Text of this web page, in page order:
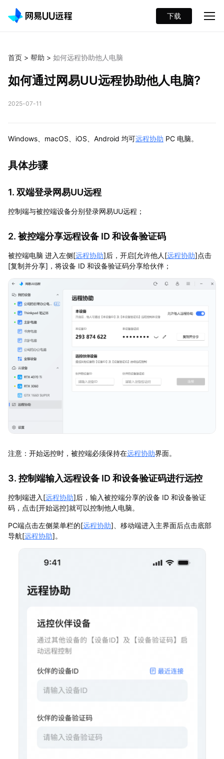
下载
首页 > 帮助 > 如何远程协助他人电脑
如何通过网易UU远程协助他人电脑?
2025-07-11
Windows、macOS、iOS、Android 均可远程协助 PC 电脑。
具体步骤
1. 双端登录网易UU远程
控制端与被控端设备分别登录网易UU远程；
2. 被控端分享远程设备 ID 和设备验证码
被控端电脑 进入左侧[远程协助]后，开启[允许他人[远程协助]点击
[复制并分享]，将设备 ID 和设备验证码分享给伙伴；
注意：开始远控时，被控端必须保持在远程协助界面。
3. 控制端输入远程设备 ID 和设备验证码进行远控
控制端进入[远程协助]后，输入被控端分享的设备 ID 和设备验证
码，点击[开始远控]就可以控制他人电脑。
PC端点击左侧菜单栏的[远程协助]、移动端进入主界面后点击底部
导航[远程协助]。